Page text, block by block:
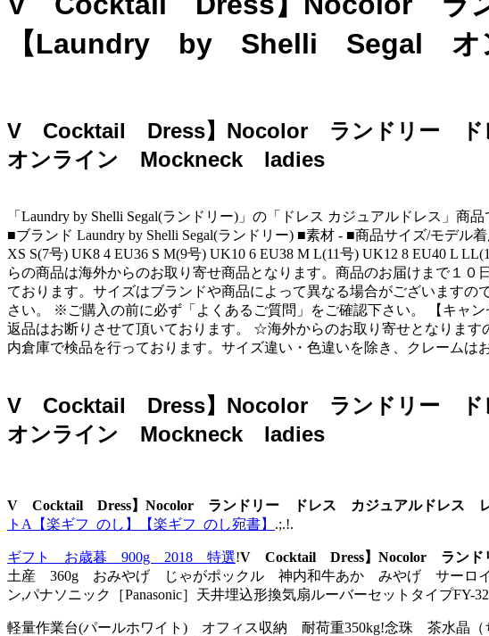
【Laundry by Shelli Segal オ
V Cocktail Dress】Nocolor ランドリー
オンライン Mockneck ladies
「Laundry by Shelli Segal(ランドリー)」の「ドレス カジュアルドレス」商品
■ブランド Laundry by Shelli Segal(ランドリー) ■素材 - ■商品サイズ/モデ
XS S(7号) UK8 4 EU36 S M(9号) UK10 6 EU38 M L(11号) UK12 8 EU40 L
らの商品は海外からのお取り寄せ商品となります。商品のお届けまで１
ております。サイズはブランドや商品によって異なる場合がございます
さい。 ※ご購入の前に必ず「よくあるご質問」をご確認下さい。 【キャ
返品はお断りさせて頂いております。 ☆海外からのお取り寄せとなりま
内倉庫で検品を行っております。サイズ違い・色違いを除き、クレームは
V Cocktail Dress】Nocolor ランドリー
オンライン Mockneck ladies
V Cocktail Dress】Nocolor ランドリー ドレス カジュアルドレス
トA【楽ギフ_のし】【楽ギフ_のし宛書】 .;.!.
ギフト お歳暮 900g 2018 特選!V Cocktail Dress】Nocolor ラン
土産 360g おみやげ じゃがポックル 神内和牛あか みやげ サーロ
ン,パナソニック［Panasonic］天井埋込形換気扇ルーバーセットタイプ
軽量作業台(パールホワイト) オフィス収納 耐荷重350kg!念珠 茶水晶